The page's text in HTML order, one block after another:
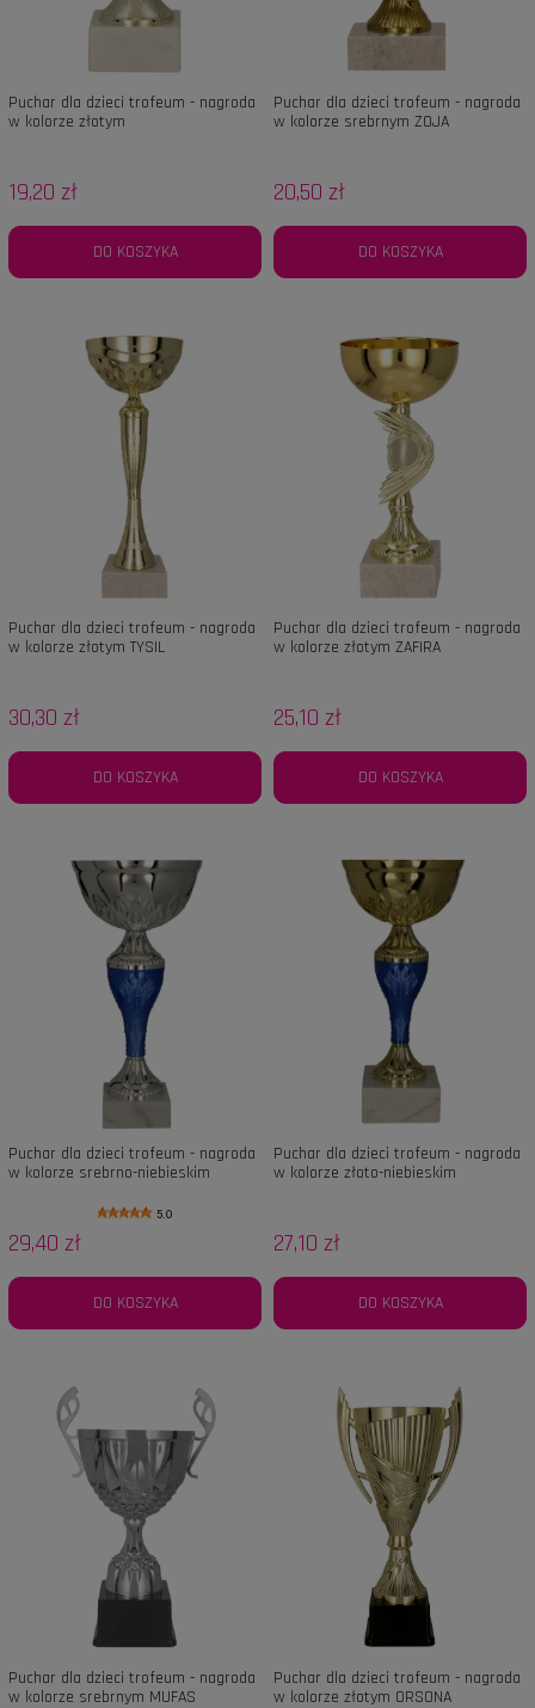
Puchar dla dzieci trofeum - nagroda
w kolorze złotym
19,20 zł
DO KOSZYKA
Puchar dla dzieci trofeum - nagroda
w kolorze srebrnym ZOJA
20,50 zł
DO KOSZYKA
Puchar dla dzieci trofeum - nagroda
w kolorze złotym TYSIL
30,30 zł
DO KOSZYKA
Puchar dla dzieci trofeum - nagroda
w kolorze złotym ZAFIRA
25,10 zł
DO KOSZYKA
Puchar dla dzieci trofeum - nagroda
w kolorze srebrno-niebieskim
5.0
29,40 zł
DO KOSZYKA
Puchar dla dzieci trofeum - nagroda
w kolorze złoto-niebieskim
27,10 zł
DO KOSZYKA
Puchar dla dzieci trofeum - nagroda
w kolorze srebrnym MUFAS
Puchar dla dzieci trofeum - nagroda
w kolorze złotym ORSONA